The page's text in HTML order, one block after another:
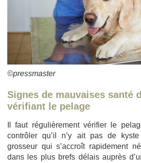
©pressmaster
Signes de mauvaises santé
vérifiant le pelage
Il faut régulièrement vérifier le
contrôler qu’il n’y ait pas de
grosseur qui s’accroît rapidement
dans les plus brefs délais auprès